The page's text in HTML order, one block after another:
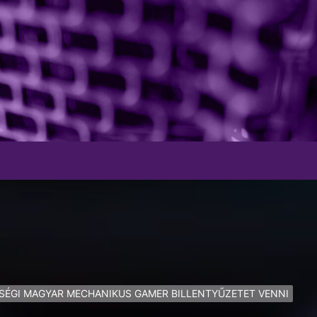
MAGYAR MECHANIKUS GAMER BILLENTYŰZETET VENNI